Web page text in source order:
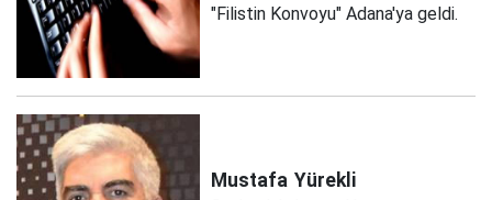
"Filistin Konvoyu" Adana'ya geldi.
Mustafa Yürekli